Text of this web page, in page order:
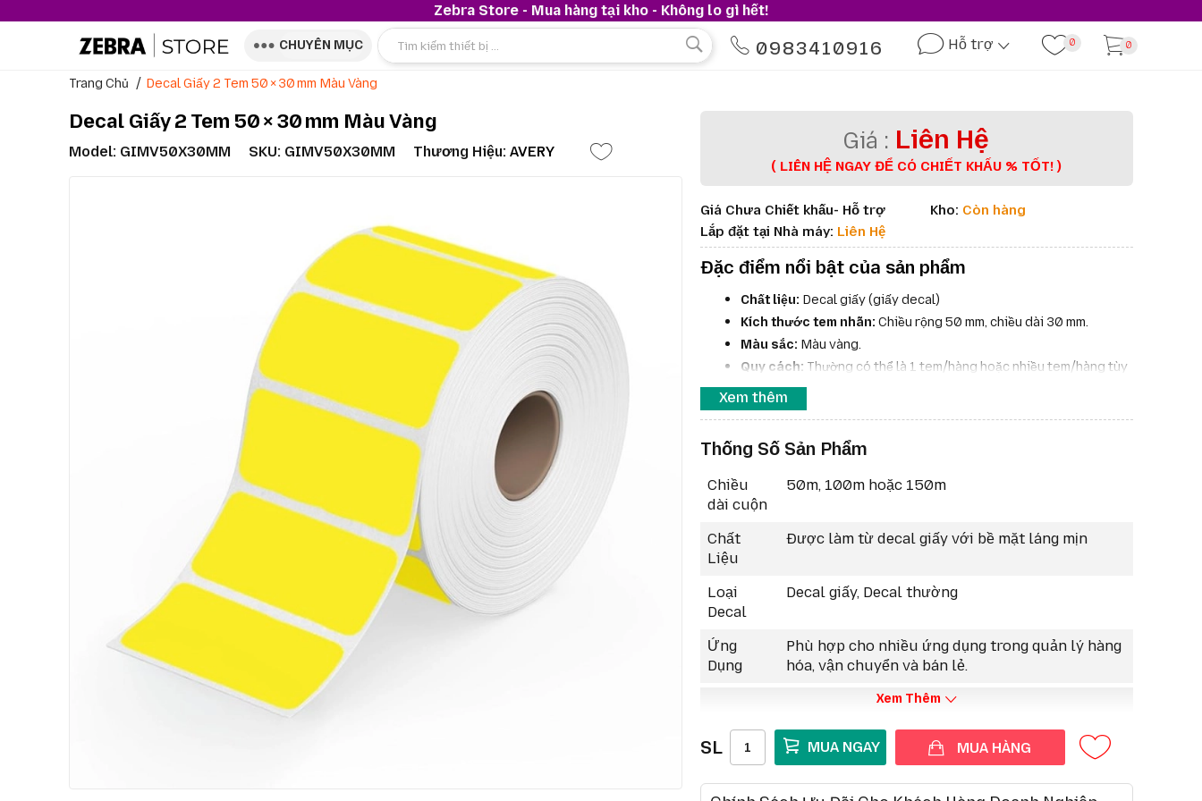
Zebra Store - Mua hàng tại kho - Không lo gì hết!
CHUYÊN MỤC 0983410916 Hỗ trợ 0 0
Trang Chủ Decal Giấy 2 Tem 50 × 30 Mm Màu Vàng
Decal Giấy 2 Tem 50 × 30 Mm Màu Vàng
Model: GIMV50X30MM SKU: GIMV50X30MM Thương Hiệu: AVERY Liên Hệ
( LIÊN HỆ NGAY ĐỂ CÓ CHIẾT KHẤU % TỐT! )
Giá Chưa Chiết khấu- Hỗ trợ
Lắp đặt tại Nhà máy: Liên Hệ
Kho: Còn hàng
Đặc điểm nổi bật của sản phẩm
Chất liệu: Decal giấy (giấy decal)
Kích thước tem nhãn: Chiều rộng 50 mm, chiều dài 30 mm.
Màu sắc: Màu vàng.
Quy cách: Thường có thể là 1 tem/hàng hoặc nhiều tem/hàng tùy
thuộc vào nhà sản xuất và mục đích sử dụng.
Tầm nhìn cao:
diện.
Ứng dụng:Thích hợp để in tem nhãn sản phẩm, tem quản lý kho,
tem đánh dấu, tem thông tin, hoặc các loại tem cần có tính nhận
Tương thích:Sử dụng với máy in mã vạch nhiệt trực tiếp hoặc
Xem thêm
Thống Số Sản Phẩm
Chiều
dài cuộn
50m, 100m hoặc 150m
Chất
Liệu
Được làm từ decal giấy với bề mặt láng mịn
Loại
Decal
Decal giấy, Decal thường
Ứng
Dụng
Phù hợp cho nhiều ứng dụng trong quản lý hàng
hóa, vận chuyển và bán lẻ.
Xem Thêm
SL MUA HÀNG